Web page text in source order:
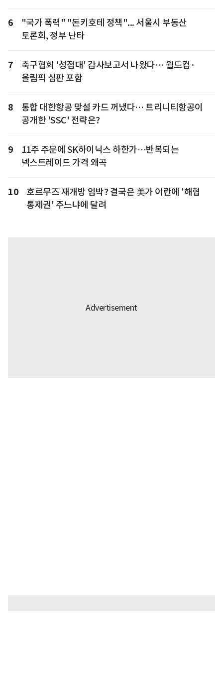
6
"국가 폭력" "돈키호테 정책"... 서울시 부동산
토론회, 정부 난타
7
축구협회 '성접대' 감사보고서 나왔다… 월드컵·
올림픽 심판 포함
8
통합 대한항공 맞설 카드 꺼냈다… 트리니티항공이
공개한 'SSC' 전략은?
9
11주 주문에 SK하이닉스 하한가…반복되는
넥스트레이드 가격 왜곡
10
호르무즈 재개방 임박? 결국은 美가 이란에 '해협
통제권' 주느냐에 달려